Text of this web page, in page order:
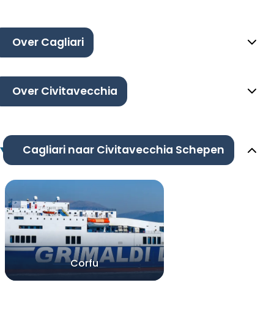
Over Cagliari
Over Civitavecchia
Cagliari naar Civitavecchia Schepen
Corfu